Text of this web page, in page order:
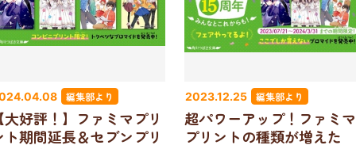
編集部より
大好評！】ファミマプリ
ト期間延長＆セブンプリ
2023.12.25 編集部より
超パワーアップ！ファミマ
プリントの種類が増えた